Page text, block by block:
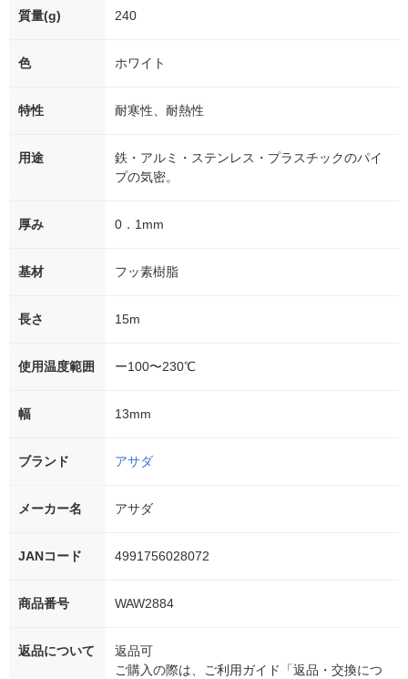
質量(g) 240
色 ホワイト
特性 耐寒性、耐熱性
用途
鉄・アルミ・ステンレス・プラスチックのパイ
プの気密。
厚み 0．1mm
基材 フッ素樹脂
長さ 15m
使用温度範囲 ー100〜230℃
幅 13mm
ブランド アサダ
メーカー名 アサダ
JANコード 4991756028072
商品番号 WAW2884
返品について
返品可
ご購入の際は、ご利用ガイド「返品・交換につ